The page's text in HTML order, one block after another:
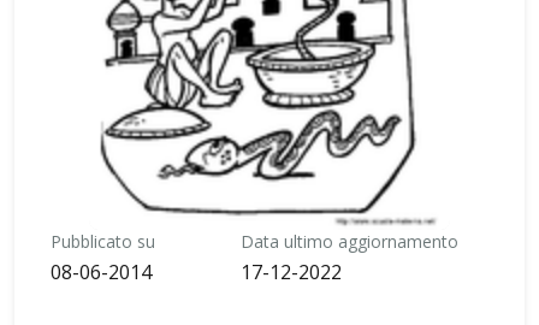
Pubblicato su
08-06-2014
Data ultimo aggiornamento
17-12-2022